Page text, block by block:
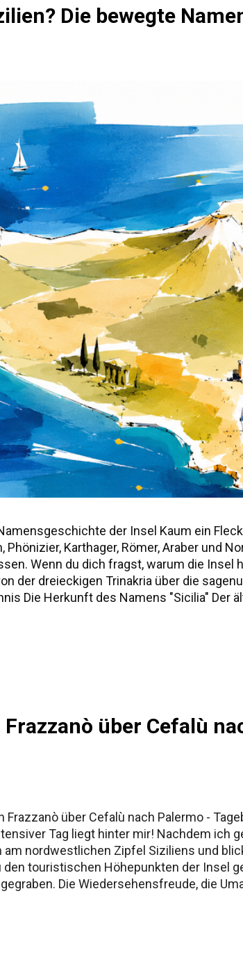
Die bewegte
der Insel Kaum ein
Phönizier, Karthager, Römer, Araber und
Wenn du dich fragst, warum die Insel
der dreieckigen Trinakria über die
Die Herkunft des Namens "Sicilia" Der
über Cefalù
Frazzanò über Cefalù nach Palermo -
Tag liegt hinter mir! Nachdem ich
nordwestlichen Zipfel Siziliens und
touristischen Höhepunkten der Insel
Die Wiedersehensfreude, die
Nordküste Aber heute Morgen hieß es